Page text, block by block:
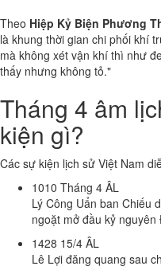
Theo Hiệp Kỷ Biện Phương
là khung thời gian chi phối khí
mà không xét vận khí thì như
thấy nhưng không tỏ."
Tháng 4 âm
kiện gì?
Các sự kiện lịch sử Việt Nam
1010 Tháng 4 ÂL
Lý Công Uẩn ban Chiếu
ngoặt mở đầu kỷ nguyên
1428 15/4 ÂL
Lê Lợi đăng quang sau